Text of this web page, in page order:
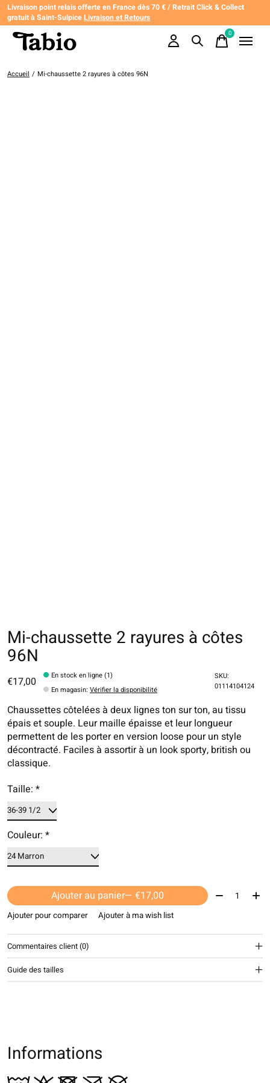
Livraison point relais offerte en France dès 70 € / Retrait Click & Collect
gratuit à Saint-SulpiceLivraison et Retours
0items
Accueil / Mi-chaussette 2 rayures à côtes 96N
Mi-chaussette 2 rayures à côtes
96N
€17,00
En stock en ligne (1)
En magasin:Vérifier la disponibilité
SKU:
01114104124
Chaussettes côtelées à deux lignes ton sur ton, au tissu
épais et souple. Leur maille épaisse et leur longueur
permettent de les porter en version loose pour un style
décontracté. Faciles à assortir à un look sporty, british ou
classique.
Taille: *
Couleur: *
Ajouter au panier — €17,00 Quantité:
Ajouter pour comparer Ajouter à ma wish list
Commentaires client (0)
Guide des tailles
Informations